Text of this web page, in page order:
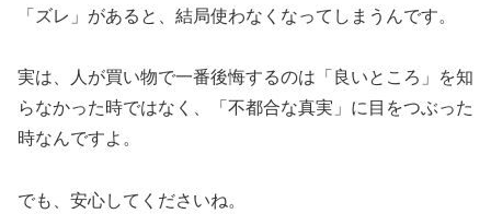
「ズレ」があると、結局使わなくなってしまうんです。
実は、人が買い物で一番後悔するのは「良いところ」を知
らなかった時ではなく、「不都合な真実」に目をつぶった
時なんですよ。
でも、安心してくださいね。